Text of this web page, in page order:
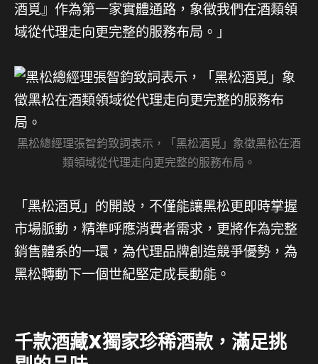
酒覓』作為第一家實體通路，象徵我們在酒類領
域從代理走向更完整的服務布局。」
黑松總經理張智鈞致詞表示，「黑松酒覓」象徵黑松在酒
類領域從代理走向更完整的服務布局。
「黑松酒覓」的開設，不僅能讓黑松更即時掌握
市場脈動，精準呼應消費者需求，更將作為完整
銷售體系的一環，為代理品牌創造競爭優勢，為
黑松轉動下一個世紀堅定成長動能。
千款酒藏X獨家珍稀酒款，滿足挑